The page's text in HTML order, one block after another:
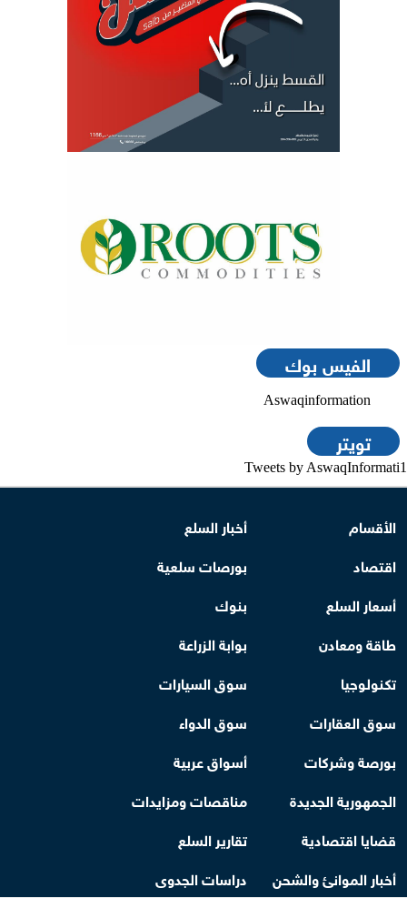
الفيس بوك
Aswaqinformation
تويتر
Tweets by AswaqInformati1
الأقسام
أخبار السلع
اقتصاد
بورصات سلعية
أسعار السلع
بنوك
طاقة ومعادن
بوابة الزراعة
تكنولوجيا
سوق السيارات
سوق العقارات
سوق الدواء
بورصة وشركات
أسواق عربية
الجمهورية الجديدة
مناقصات ومزايدات
قضايا اقتصادية
تقارير السلع
أخبار الموانئ والشحن
دراسات الجدوى